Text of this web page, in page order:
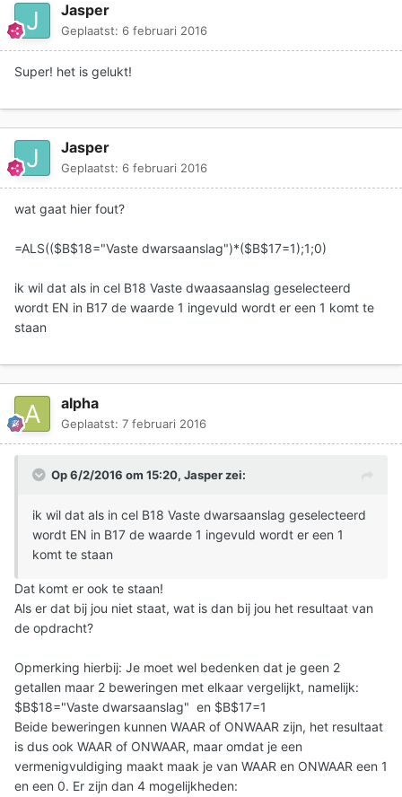
Jasper
Geplaatst: 6 februari 2016
Super! het is gelukt!
Jasper
Geplaatst: 6 februari 2016
wat gaat hier fout?
=ALS(($B$18="Vaste dwarsaanslag")*($B$17=1);1;0)
ik wil dat als in cel B18 Vaste dwaasaanslag geselecteerd
wordt EN in B17 de waarde 1 ingevuld wordt er een 1 komt te
staan
alpha
Geplaatst: 7 februari 2016
Op 6/2/2016 om 15:20, Jasper zei:
ik wil dat als in cel B18 Vaste dwarsaanslag geselecteerd
wordt EN in B17 de waarde 1 ingevuld wordt er een 1
komt te staan
Dat komt er ook te staan!
Als er dat bij jou niet staat, wat is dan bij jou het resultaat van
de opdracht?
Opmerking hierbij: Je moet wel bedenken dat je geen 2
getallen maar 2 beweringen met elkaar vergelijkt, namelijk:
$B$18="Vaste dwarsaanslag" en $B$17=1
Beide beweringen kunnen WAAR of ONWAAR zijn, het resultaat
is dus ook WAAR of ONWAAR, maar omdat je een
vermenigvuldiging maakt maak je van WAAR en ONWAAR een 1
en een 0. Er zijn dan 4 mogelijkheden: